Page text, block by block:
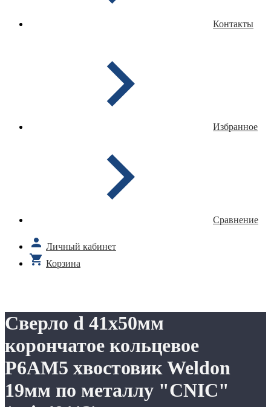
Контакты
Избранное
Сравнение
Личный кабинет
Корзина
Сверло d 41х50мм
корончатое кольцевое
Р6АМ5 хвостовик Weldon
19мм по металлу "CNIC"